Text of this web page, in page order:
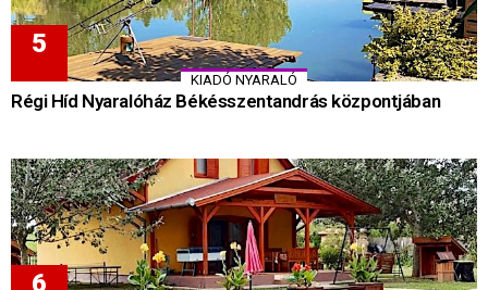
KIADÓ NYARALÓ
Régi Híd Nyaralóház Békésszentandrás központjában